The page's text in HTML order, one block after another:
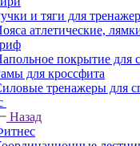
и тяги для
атлетические,
покрытие для
для кроссфита
тренажеры для
Назад